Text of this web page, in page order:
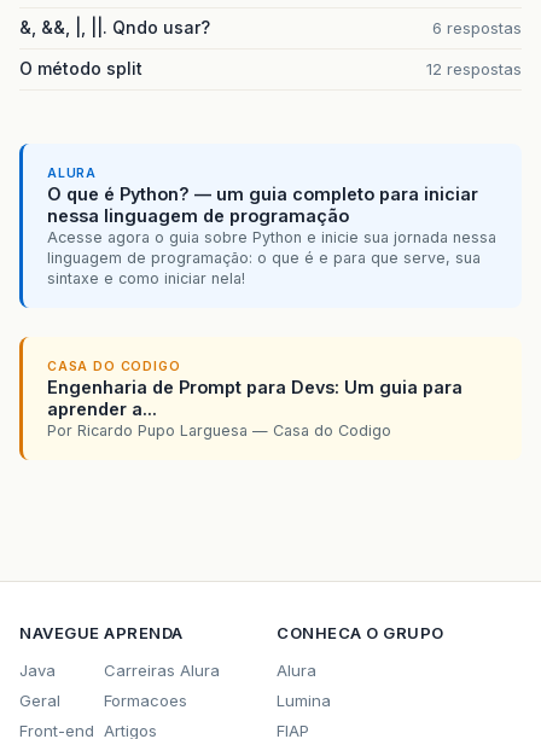
&, &&, |, ||. Qndo usar? 6 respostas
O método split 12 respostas
ALURA
O que é Python? — um guia completo para iniciar
nessa linguagem de programação
Acesse agora o guia sobre Python e inicie sua jornada nessa
linguagem de programação: o que é e para que serve, sua
sintaxe e como iniciar nela!
CASA DO CODIGO
Engenharia de Prompt para Devs: Um guia para
aprender a...
Por Ricardo Pupo Larguesa — Casa do Codigo
NAVEGUE
Java
Geral
Front-end
APRENDA
Carreiras Alura
Formacoes
Artigos
CONHECA O GRUPO
Alura
Lumina
FIAP